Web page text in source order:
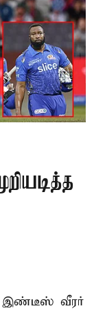
இண்டீஸ் வீரர்